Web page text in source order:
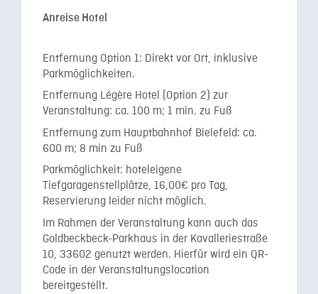
Anreise Hotel
Entfernung Option 1: Direkt vor Ort, inklusive
Parkmöglichkeiten.
Entfernung Légère Hotel (Option 2) zur
Veranstaltung: ca. 100 m; 1 min. zu Fuß
Entfernung zum Hauptbahnhof Bielefeld: ca.
600 m; 8 min zu Fuß
Parkmöglichkeit: hoteleigene
Tiefgaragenstellplätze, 16,00€ pro Tag,
Reservierung leider nicht möglich.
Im Rahmen der Veranstaltung kann auch das
Goldbeckbeck-Parkhaus in der Kavalleriestraße
10, 33602 genutzt werden. Hierfür wird ein QR-
Code in der Veranstaltungslocation
bereitgestellt.